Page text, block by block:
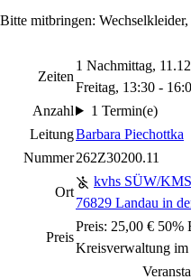
Bitte mitbringen:
Zeiten
1 Nachmittag,
Freitag, 13:30 -
Anzahl
1 Termin(e)
LeitungBarbara Piechottka
Nummer262Z30200.11
Ort
kvhs SÜW/
76829 Landau in
Preis
Preis: 25,00 € 50%
Kreisverwaltung